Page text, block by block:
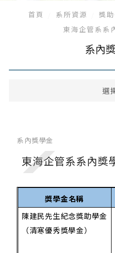
首頁 系所資源 獎
東海企管系系
系內
選
教室與設備借用
設備借用
產學合作
系內獎學金
東海企管系系內獎
獎學金名稱
陳建民先生紀念獎助學金
（清寒優秀獎學金）